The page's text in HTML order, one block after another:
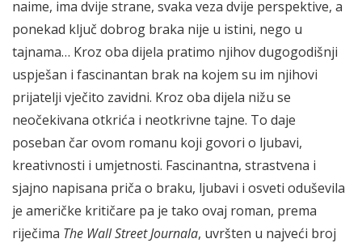
naime, ima dvije strane, svaka veza dvije perspektive, a
ponekad ključ dobrog braka nije u istini, nego u
tajnama… Kroz oba dijela pratimo njihov dugogodišnji
uspješan i fascinantan brak na kojem su im njihovi
prijatelji vječito zavidni. Kroz oba dijela nižu se
neočekivana otkrića i neotkrivne tajne. To daje
poseban čar ovom romanu koji govori o ljubavi,
kreativnosti i umjetnosti. Fascinantna, strastvena i
sjajno napisana priča o braku, ljubavi i osveti oduševila
je američke kritičare pa je tako ovaj roman, prema
riječima The Wall Street Journala, uvršten u najveći broj